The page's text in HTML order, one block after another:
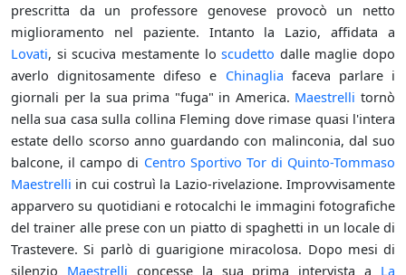
prescritta da un professore genovese provocò un netto
miglioramento nel paziente. Intanto la Lazio, affidata a
Lovati, si scuciva mestamente loscudetto dalle maglie dopo
averlo dignitosamente difeso e Chinaglia faceva parlare i
giornali per la sua prima "fuga" in America. Maestrelli tornò
nella sua casa sulla collina Fleming dove rimase quasi l'intera
estate dello scorso anno guardando con malinconia, dal suo
balcone, il campo di Centro Sportivo Tor di Quinto-Tommaso
Maestrelli in cui costruì la Lazio-rivelazione. Improvvisamente
apparvero su quotidiani e rotocalchi le immagini fotografiche
del trainer alle prese con un piatto di spaghetti in un locale di
Trastevere. Si parlò di guarigione miracolosa. Dopo mesi di
silenzio Maestrelli concesse la sua prima intervista a La